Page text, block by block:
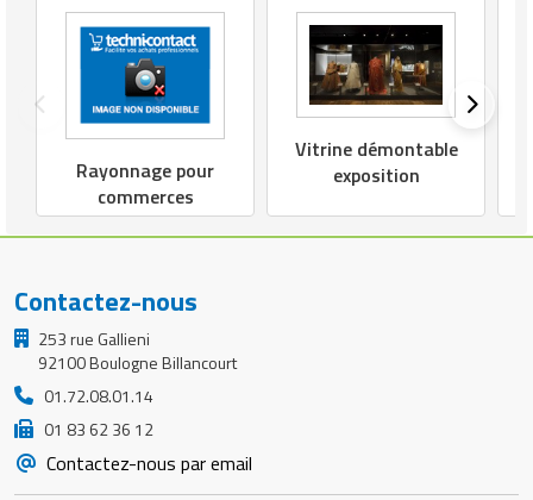
Rayonnage pour
commerces
Vitrine démontable
exposition
Contactez-nous
253 rue Gallieni
92100 Boulogne Billancourt
01.72.08.01.14
01 83 62 36 12
Contactez-nous par email